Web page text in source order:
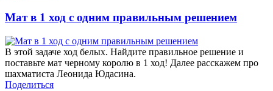
Мат в 1 ход с одним правильным решением
В этой задаче ход белых. Найдите правильное решение и
поставьте мат черному королю в 1 ход! Далее расскажем про
шахматиста Леонида Юдасина.
Поделиться